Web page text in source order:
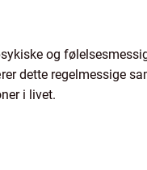
og
dette regelmessige
i livet.